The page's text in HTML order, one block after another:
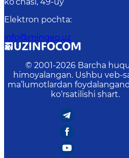
Elektron pochta:
info@mingeo.uz
© 2001-2026 Barcha
himoyalangan. Ushbu veb-
ma’lumotlardan
ko‘rsatilishi shart.